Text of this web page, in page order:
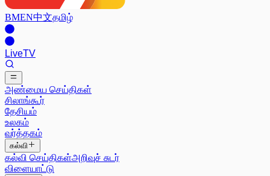
BMEN中文தமிழ்
LiveTV
அண்மைய செய்திகள்
சிலாங்கூர்
தேசியம்
உலகம்
வர்த்தகம்
கல்வி
கல்வி செய்திகள்அறிவுச் சுடர்
விளையாட்டு